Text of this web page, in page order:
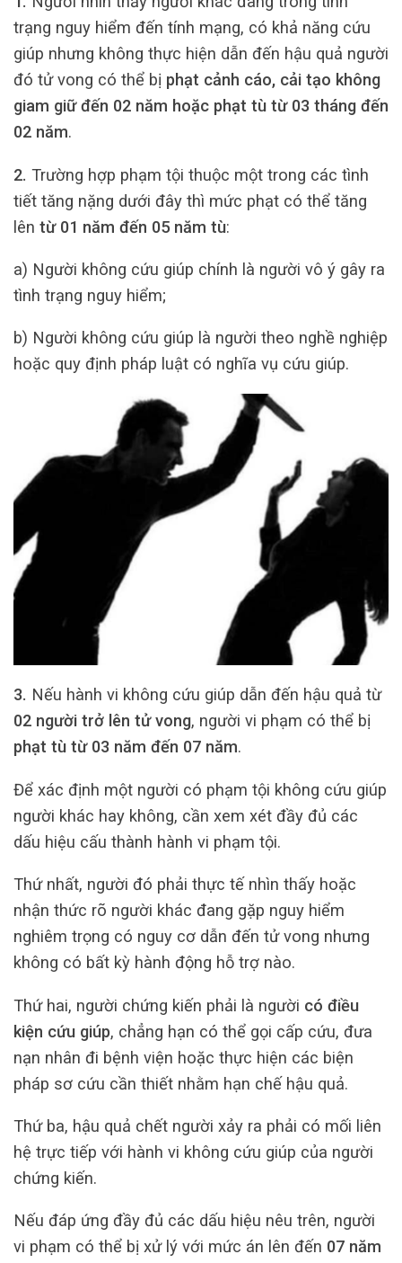
trạng nguy hiểm đến tính mạng, có khả năng cứu
giúp nhưng không thực hiện dẫn đến hậu quả người
đó tử vong có thể bị phạt cảnh cáo, cải tạo không
giam giữ đến 02 năm hoặc phạt tù từ 03 tháng đến
02 năm.
2. Trường hợp phạm tội thuộc một trong các tình
tiết tăng nặng dưới đây thì mức phạt có thể tăng
lên từ 01 năm đến 05 năm tù:
a) Người không cứu giúp chính là người vô ý gây ra
tình trạng nguy hiểm;
b) Người không cứu giúp là người theo nghề nghiệp
hoặc quy định pháp luật có nghĩa vụ cứu giúp.
3. Nếu hành vi không cứu giúp dẫn đến hậu quả từ
02 người trở lên tử vong, người vi phạm có thể bị
phạt tù từ 03 năm đến 07 năm.
Để xác định một người có phạm tội không cứu giúp
người khác hay không, cần xem xét đầy đủ các
dấu hiệu cấu thành hành vi phạm tội.
Thứ nhất, người đó phải thực tế nhìn thấy hoặc
nhận thức rõ người khác đang gặp nguy hiểm
nghiêm trọng có nguy cơ dẫn đến tử vong nhưng
không có bất kỳ hành động hỗ trợ nào.
Thứ hai, người chứng kiến phải là người có điều
kiện cứu giúp, chẳng hạn có thể gọi cấp cứu, đưa
nạn nhân đi bệnh viện hoặc thực hiện các biện
pháp sơ cứu cần thiết nhằm hạn chế hậu quả.
Thứ ba, hậu quả chết người xảy ra phải có mối liên
hệ trực tiếp với hành vi không cứu giúp của người
chứng kiến.
Nếu đáp ứng đầy đủ các dấu hiệu nêu trên, người
vi phạm có thể bị xử lý với mức án lên đến 07 năm